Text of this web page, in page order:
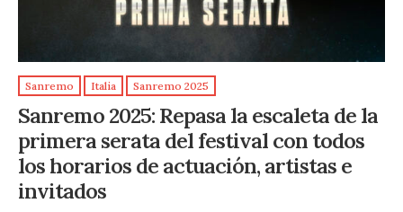
Sanremo Italia Sanremo 2025
Sanremo 2025: Repasa la escaleta de la
primera serata del festival con todos
los horarios de actuación, artistas e
invitados